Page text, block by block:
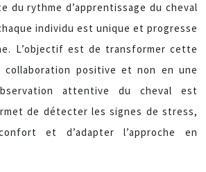
du rythme d’apprentissage du cheval
individu est unique et progresse
L’objectif est de transformer cette
collaboration positive et non en une
attentive du cheval est
de détecter les signes de stress,
et d’adapter l’approche en